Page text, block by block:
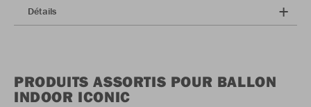
Détails
PRODUITS ASSORTIS POUR BALLON
INDOOR ICONIC